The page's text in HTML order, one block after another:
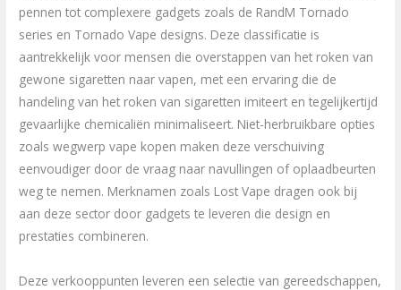
pennen tot complexere gadgets zoals de RandM Tornado
series en Tornado Vape designs. Deze classificatie is
aantrekkelijk voor mensen die overstappen van het roken van
gewone sigaretten naar vapen, met een ervaring die de
handeling van het roken van sigaretten imiteert en tegelijkertijd
gevaarlijke chemicaliën minimaliseert. Niet-herbruikbare opties
zoals wegwerp vape kopen maken deze verschuiving
eenvoudiger door de vraag naar navullingen of oplaadbeurten
weg te nemen. Merknamen zoals Lost Vape dragen ook bij
aan deze sector door gadgets te leveren die design en
prestaties combineren.
Deze verkooppunten leveren een selectie van gereedschappen,